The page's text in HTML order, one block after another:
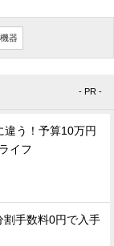
器
- PR -
違う！予算10万円
イフ
割手数料0円で入手